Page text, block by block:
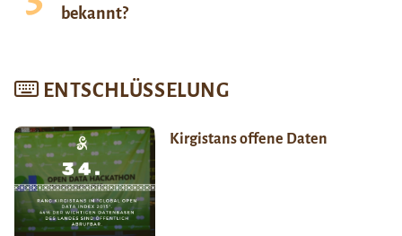
bekannt?
ENTSCHLÜSSELUNG
Kirgistans offene Daten